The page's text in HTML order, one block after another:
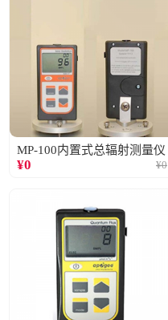
MP-100内置式总辐射测量仪
¥0 ¥0